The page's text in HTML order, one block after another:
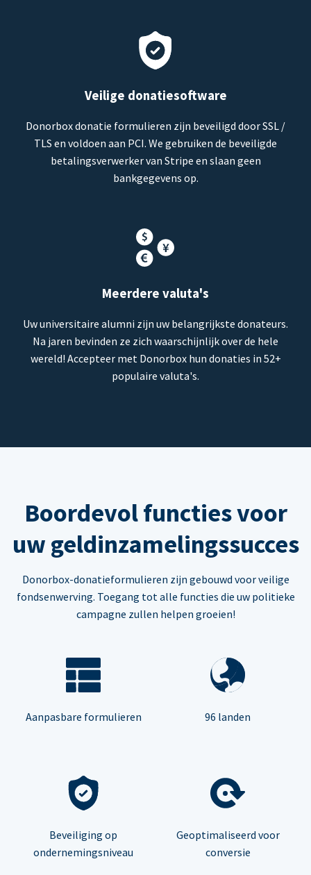
Veilige donatiesoftware
Donorbox donatie formulieren zijn beveiligd door SSL /
TLS en voldoen aan PCI. We gebruiken de beveiligde
betalingsverwerker van Stripe en slaan geen
bankgegevens op.
Meerdere valuta's
Uw universitaire alumni zijn uw belangrijkste donateurs.
Na jaren bevinden ze zich waarschijnlijk over de hele
wereld! Accepteer met Donorbox hun donaties in 52+
populaire valuta's.
Boordevol functies voor
uw geldinzamelingssucces
Donorbox-donatieformulieren zijn gebouwd voor veilige
fondsenwerving. Toegang tot alle functies die uw politieke
campagne zullen helpen groeien!
Aanpasbare formulieren 96 landen
Beveiliging op
ondernemingsniveau
Geoptimaliseerd voor
conversie